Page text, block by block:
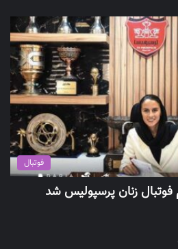
فوتبال
فوتبال زنان پرسپولیس شد